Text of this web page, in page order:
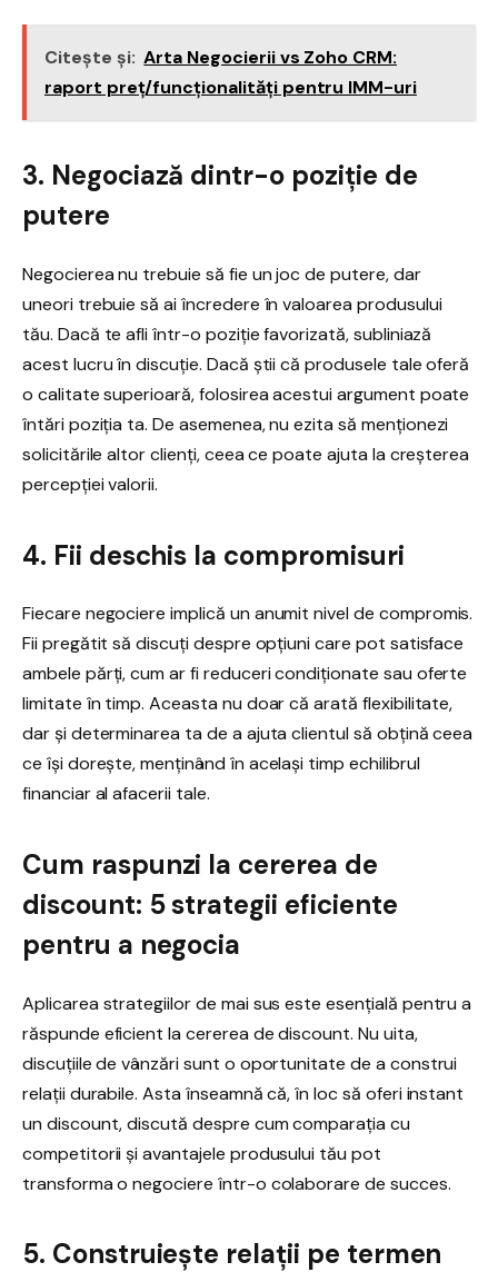
Citește și: Arta Negocierii vs Zoho CRM:
raport preț/funcționalități pentru IMM-uri
3. Negociază dintr-o poziție de
putere
Negocierea nu trebuie să fie un joc de putere, dar
uneori trebuie să ai încredere în valoarea produsului
tău. Dacă te afli într-o poziție favorizată, subliniază
acest lucru în discuție. Dacă știi că produsele tale oferă
o calitate superioară, folosirea acestui argument poate
întări poziția ta. De asemenea, nu ezita să menționezi
solicitările altor clienți, ceea ce poate ajuta la creșterea
percepției valorii.
4. Fii deschis la compromisuri
Fiecare negociere implică un anumit nivel de compromis.
Fii pregătit să discuți despre opțiuni care pot satisface
ambele părți, cum ar fi reduceri condiționate sau oferte
limitate în timp. Aceasta nu doar că arată flexibilitate,
dar și determinarea ta de a ajuta clientul să obțină ceea
ce își dorește, menținând în același timp echilibrul
financiar al afacerii tale.
Cum raspunzi la cererea de
discount: 5 strategii eficiente
pentru a negocia
Aplicarea strategiilor de mai sus este esențială pentru a
răspunde eficient la cererea de discount. Nu uita,
discuțiile de vânzări sunt o oportunitate de a construi
relații durabile. Asta înseamnă că, în loc să oferi instant
un discount, discută despre cum comparația cu
competitorii și avantajele produsului tău pot
transforma o negociere într-o colaborare de succes.
5. Construiește relații pe termen